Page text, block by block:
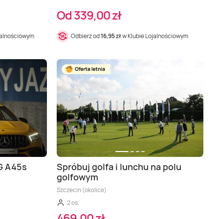
Od 339,00 zł
Odbierz od16,95 złw Klubie Lojalnościowym
A45s
Spróbuj golfa i lunchu na polu
golfowym
Szczecin (okolice)
2 os.